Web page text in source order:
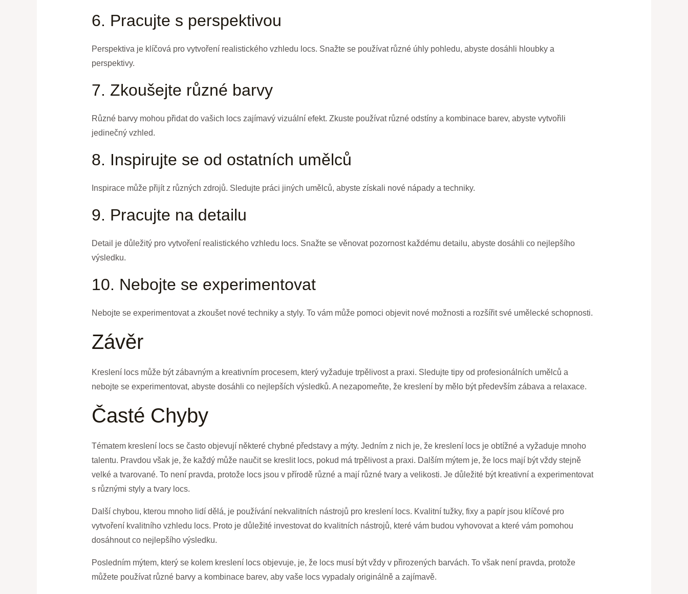
6. Pracujte s perspektivou
Perspektiva je klíčová pro vytvoření realistického vzhledu locs. Snažte se používat různé úhly pohledu, abyste dosáhli hloubky a
perspektivy.
7. Zkoušejte různé barvy
Různé barvy mohou přidat do vašich locs zajímavý vizuální efekt. Zkuste používat různé odstíny a kombinace barev, abyste vytvořili
jedinečný vzhled.
8. Inspirujte se od ostatních umělců
Inspirace může přijít z různých zdrojů. Sledujte práci jiných umělců, abyste získali nové nápady a techniky.
9. Pracujte na detailu
Detail je důležitý pro vytvoření realistického vzhledu locs. Snažte se věnovat pozornost každému detailu, abyste dosáhli co nejlepšího
výsledku.
10. Nebojte se experimentovat
Nebojte se experimentovat a zkoušet nové techniky a styly. To vám může pomoci objevit nové možnosti a rozšířit své umělecké schopnosti.
Závěr
Kreslení locs může být zábavným a kreativním procesem, který vyžaduje trpělivost a praxi. Sledujte tipy od profesionálních umělců a
nebojte se experimentovat, abyste dosáhli co nejlepších výsledků. A nezapomeňte, že kreslení by mělo být především zábava a relaxace.
Časté Chyby
Tématem kreslení locs se často objevují některé chybné představy a mýty. Jedním z nich je, že kreslení locs je obtížné a vyžaduje mnoho
talentu. Pravdou však je, že každý může naučit se kreslit locs, pokud má trpělivost a praxi. Dalším mýtem je, že locs mají být vždy stejně
velké a tvarované. To není pravda, protože locs jsou v přírodě různé a mají různé tvary a velikosti. Je důležité být kreativní a experimentovat
s různými styly a tvary locs.
Další chybou, kterou mnoho lidí dělá, je používání nekvalitních nástrojů pro kreslení locs. Kvalitní tužky, fixy a papír jsou klíčové pro
vytvoření kvalitního vzhledu locs. Proto je důležité investovat do kvalitních nástrojů, které vám budou vyhovovat a které vám pomohou
dosáhnout co nejlepšího výsledku.
Posledním mýtem, který se kolem kreslení locs objevuje, je, že locs musí být vždy v přirozených barvách. To však není pravda, protože
můžete používat různé barvy a kombinace barev, aby vaše locs vypadaly originálně a zajímavě.